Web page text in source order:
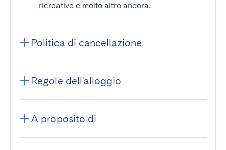
ricreative e molto altro ancora.
Politica di cancellazione
Regole dell'alloggio
A proposito di